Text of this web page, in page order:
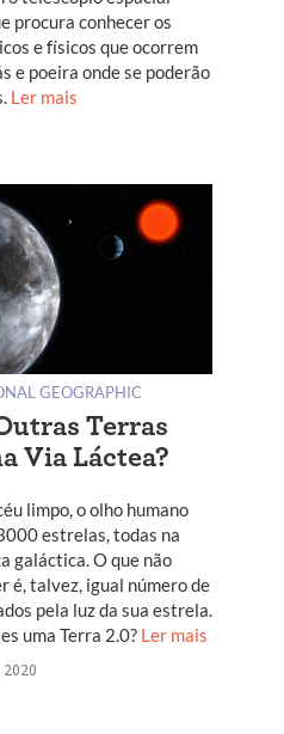
procura conhecer os
e físicos que ocorrem
e poeira onde se poderão
Ler mais
GEOGRAPHIC
Terras
Via Láctea?
limpo, o olho humano
estrelas, todas na
galáctica. O que não
é, talvez, igual número de
pela luz da sua estrela.
uma Terra 2.0? Ler mais